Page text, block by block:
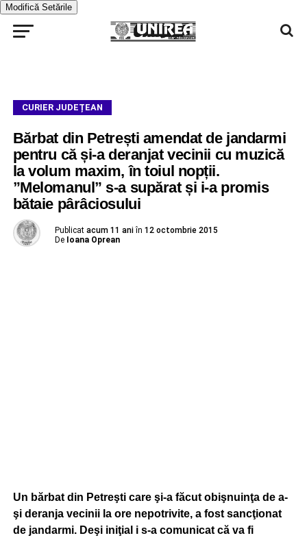
Modifică Setările
CURIER JUDEȚEAN
Bărbat din Petrești amendat de jandarmi
pentru că și-a deranjat vecinii cu muzică
la volum maxim, în toiul nopții.
”Melomanul” s-a supărat și i-a promis
bătaie pârâciosului
Publicat acum 11 ani în 12 octombrie 2015
De Ioana Oprean
Un bărbat din Petreşti care şi-a făcut obişnuinţa de a-
şi deranja vecinii la ore nepotrivite, a fost sancţionat
de jandarmi. Deşi iniţial i s-a comunicat că va fi